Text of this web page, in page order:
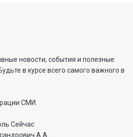
новости, события и полезные
в курсе всего самого важного в
СМИ.
Сейчас
А.А.